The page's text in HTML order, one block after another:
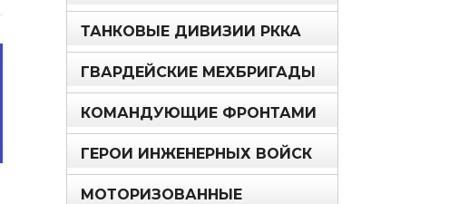
ТАНКОВЫЕ ДИВИЗИИ РККА
ГВАРДЕЙСКИЕ МЕХБРИГАДЫ
КОМАНДУЮЩИЕ ФРОНТАМИ
ГЕРОИ ИНЖЕНЕРНЫХ ВОЙСК
МОТОРИЗОВАННЫЕ